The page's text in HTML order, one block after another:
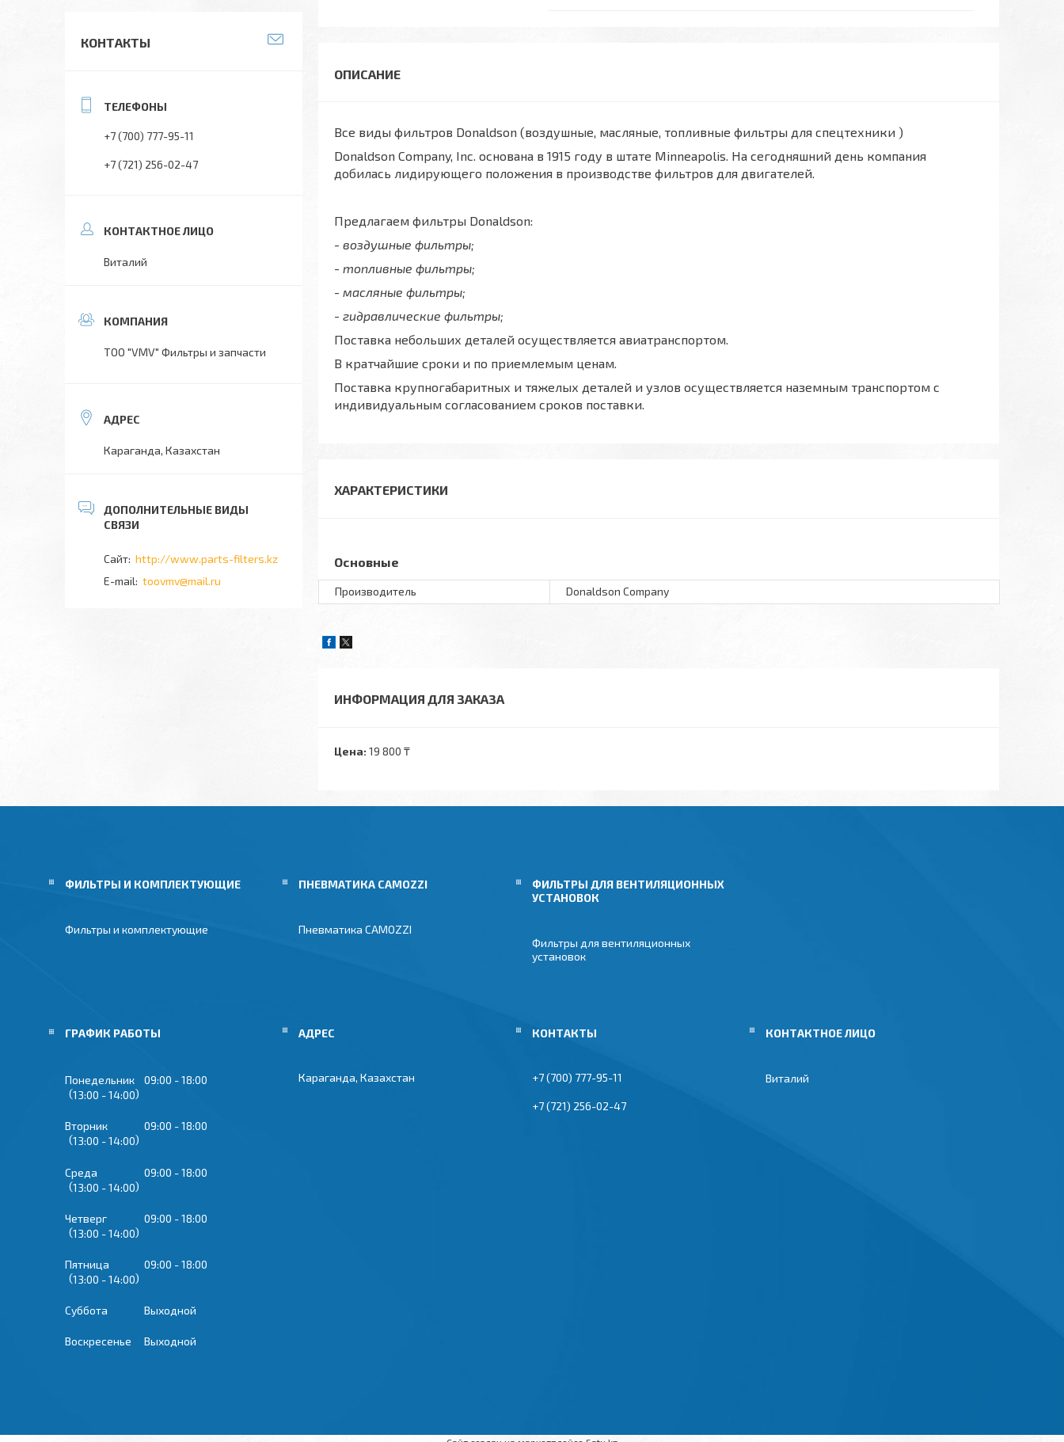
Все виды фильтров Donaldson (воздушные, масляные, топливные фильтры для спецтехники )
Donaldson Company, Inc. основана в 1915 году в штате Minneapolis. На сегодняшний день компания
добилась лидирующего положения в производстве фильтров для двигателей.
Предлагаем фильтры Donaldson:
- воздушные фильтры;
- топливные фильтры;
- масляные фильтры;
- гидравлические фильтры;
Поставка небольших деталей осуществляется авиатранспортом.
В кратчайшие сроки и по приемлемым ценам.
Поставка крупногабаритных и тяжелых деталей и узлов осуществляется наземным транспортом с
индивидуальным согласованием сроков поставки.
ХАРАКТЕРИСТИКИ
Основные
Производитель Donaldson Company
ИНФОРМАЦИЯ ДЛЯ ЗАКАЗА
Цена: 19 800 ₸
КОНТАКТЫ
+7 (700) 777-95-11
+7 (721) 256-02-47
Виталий
ТОО "VMV" Фильтры и запчасти
Караганда, Казахстан
http://www.parts-filters.kz
toovmv@mail.ru
ФИЛЬТРЫ И КОМПЛЕКТУЮЩИЕ
Фильтры и комплектующие
ПНЕВМАТИКА CAMOZZI
Пневматика CAMOZZI
ФИЛЬТРЫ ДЛЯ ВЕНТИЛЯЦИОННЫХ
УСТАНОВОК
Фильтры для вентиляционных
установок
ГРАФИК РАБОТЫ
Понедельник 09:00
18:00
13:00
14:00
Вторник 09:00
18:00
13:00
14:00
Среда 09:00
18:00
13:00
14:00
Четверг 09:00
18:00
13:00
14:00
Пятница 09:00
18:00
13:00
14:00
Суббота Выходной
Воскресенье Выходной
Караганда, Казахстан +7 (700) 777-95-11
+7 (721) 256-02-47
Виталий